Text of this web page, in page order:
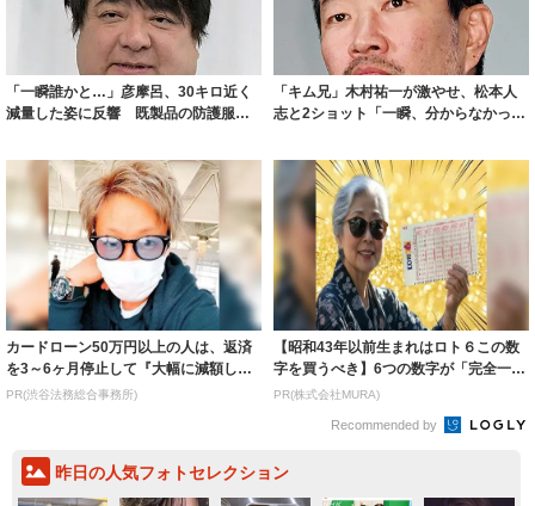
「一瞬誰かと…」彦摩呂、30キロ近く
減量した姿に反響 既製品の防護服が
「キム兄」木村祐一が激やせ、松本人
志と2ショット「一瞬、分からなかった
カードローン50万円以上の人は、返済
を3～6ヶ月停止して『大幅に減額して
から返済...
PR(渋谷法務総合事務所)
【昭和43年以前生まれはロト６この数
字を買うべき】6つの数字が「完全一
致」する方...
PR(株式会社MURA)
Recommended by
昨日の人気フォトセレクション